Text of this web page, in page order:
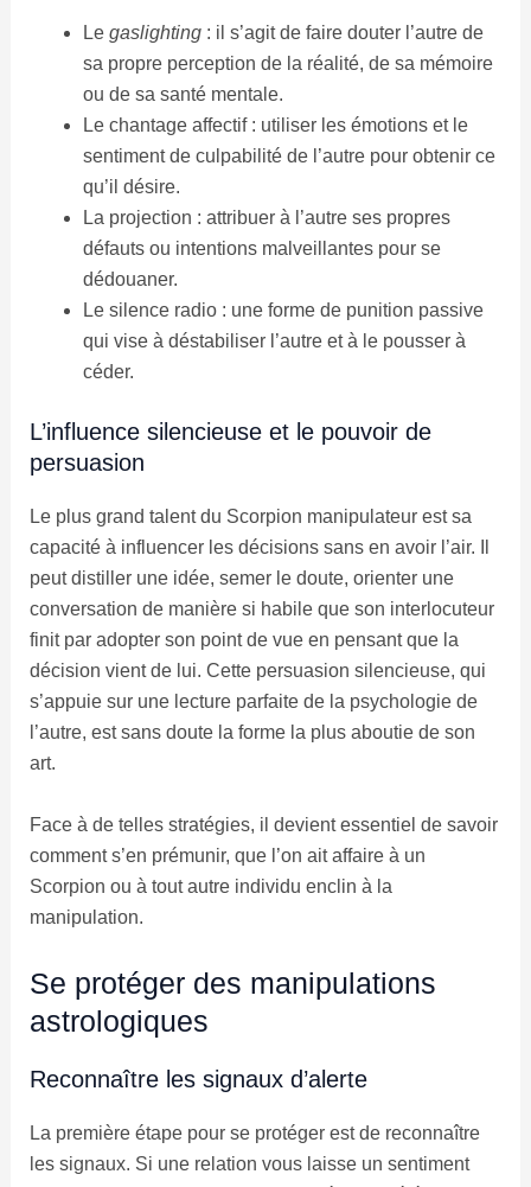
Le gaslighting: il s’agit de faire douter l’autre de
sa propre perception de la réalité, de sa mémoire
ou de sa santé mentale.
Le chantage affectif : utiliser les émotions et le
sentiment de culpabilité de l’autre pour obtenir ce
qu’il désire.
La projection : attribuer à l’autre ses propres
défauts ou intentions malveillantes pour se
dédouaner.
Le silence radio : une forme de punition passive
qui vise à déstabiliser l’autre et à le pousser à
céder.
L’influence silencieuse et le pouvoir de
persuasion
Le plus grand talent du Scorpion manipulateur est sa
capacité à influencer les décisions sans en avoir l’air. Il
peut distiller une idée, semer le doute, orienter une
conversation de manière si habile que son interlocuteur
finit par adopter son point de vue en pensant que la
décision vient de lui. Cette persuasion silencieuse, qui
s’appuie sur une lecture parfaite de la psychologie de
l’autre, est sans doute la forme la plus aboutie de son
art.
Face à de telles stratégies, il devient essentiel de savoir
comment s’en prémunir, que l’on ait affaire à un
Scorpion ou à tout autre individu enclin à la
manipulation.
Se protéger des manipulations
astrologiques
Reconnaître les signaux d’alerte
La première étape pour se protéger est de reconnaître
les signaux. Si une relation vous laisse un sentiment